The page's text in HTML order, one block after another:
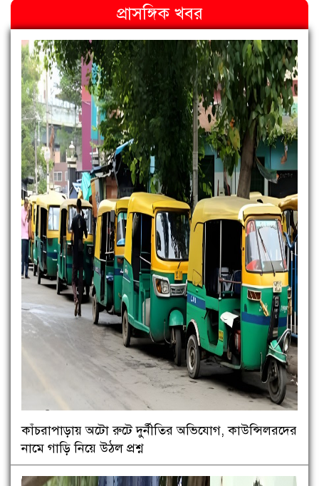
প্রাসঙ্গিক খবর
কাঁচরাপাড়ায় অটো রুটে দুর্নীতির অভিযোগ, কাউন্সিলরদের
নামে গাড়ি নিয়ে উঠল প্রশ্ন